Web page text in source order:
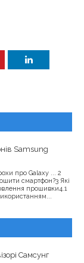
Samsung
про Galaxy ... 2
смартфон?3 Які
прошивки4.1
Самсунг